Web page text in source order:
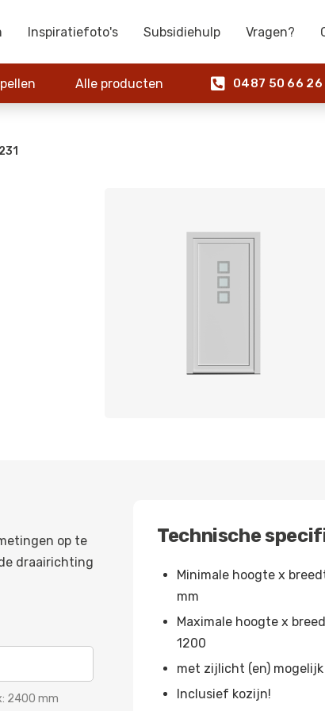
Inspiratiefoto's Subsidiehulp Vragen?
Alle producten  0487 50 66 26
op te
draairichting
2400 mm
Technische
Minimale hoogte x
mm
Maximale hoogte x
1200
met zijlicht (en) mogelijk
Inclusief kozijn!